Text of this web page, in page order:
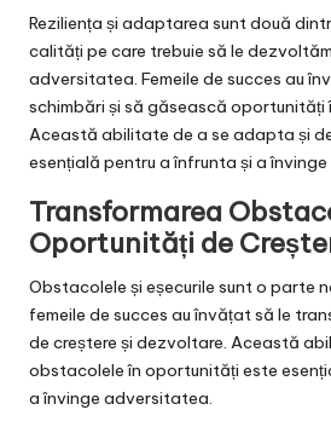
Reziliența și adaptarea sunt două
calități pe care trebuie să le
adversitatea. Femeile de succes au
schimbări și să găsească oportunități
Această abilitate de a se adapta și
esențială pentru a înfrunta și a
Transformarea
Oportunități de
Obstacolele și eșecurile sunt o parte
femeile de succes au învățat să le
de creștere și dezvoltare. Această
obstacolele în oportunități este
a învinge adversitatea.